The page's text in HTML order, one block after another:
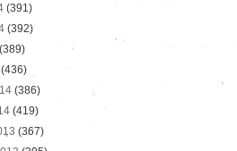
(391)
(392)
(389)
(436)
(386)
(419)
(367)